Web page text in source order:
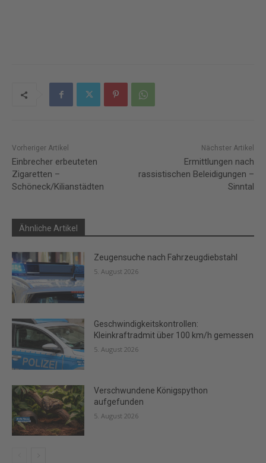
Vorheriger Artikel
Einbrecher erbeuteten
Zigaretten –
Schöneck/Kilianstädten
Nächster Artikel
Ermittlungen nach
rassistischen Beleidigungen –
Sinntal
Ähnliche Artikel
Zeugensuche nach Fahrzeugdiebstahl
5. August 2026
Geschwindigkeitskontrollen:
Kleinkraftradmit über 100 km/h gemessen
5. August 2026
Verschwundene Königspython
aufgefunden
5. August 2026